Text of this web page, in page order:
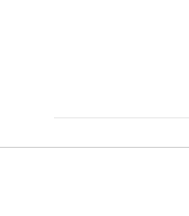
EDITORIAL TELEVISA S.A.